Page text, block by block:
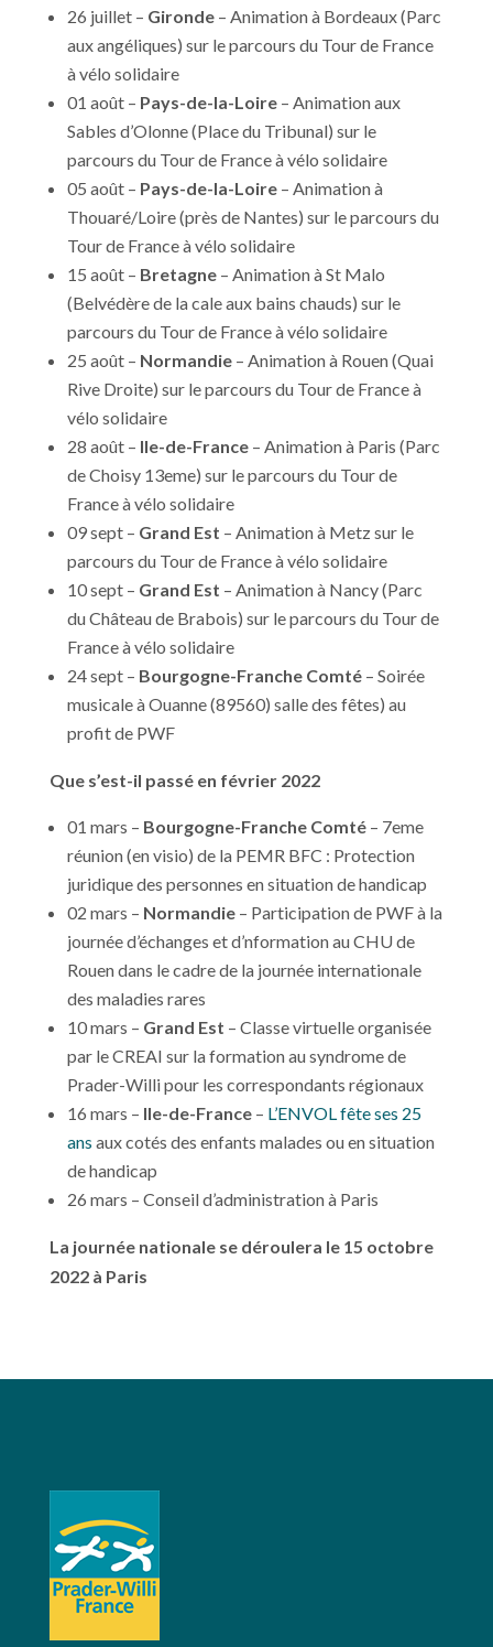
26 juillet – Gironde– Animation à Bordeaux (Parc
aux angéliques) sur le parcours du Tour de France
à vélo solidaire
01 août – Pays-de-la-Loire– Animation aux
Sables d’Olonne (Place du Tribunal) sur le
parcours du Tour de France à vélo solidaire
05 août – Pays-de-la-Loire– Animation à
Thouaré/Loire (près de Nantes) sur le parcours du
Tour de France à vélo solidaire
15 août – Bretagne– Animation à St Malo
(Belvédère de la cale aux bains chauds) sur le
parcours du Tour de France à vélo solidaire
25 août – Normandie– Animation à Rouen (Quai
Rive Droite) sur le parcours du Tour de France à
vélo solidaire
28 août – Ile-de-France– Animation à Paris (Parc
de Choisy 13eme) sur le parcours du Tour de
France à vélo solidaire
09 sept – Grand Est – Animation à Metz sur le
parcours du Tour de France à vélo solidaire
10 sept – Grand Est – Animation à Nancy (Parc
du Château de Brabois) sur le parcours du Tour de
France à vélo solidaire
24 sept – Bourgogne-Franche Comté– Soirée
musicale à Ouanne (89560) salle des fêtes) au
profit de PWF
Que s’est-il passé en février 2022
01 mars – Bourgogne-Franche Comté– 7eme
réunion (en visio) de la PEMR BFC : Protection
juridique des personnes en situation de handicap
02 mars – Normandie– Participation de PWF à la
journée d’échanges et d’nformation au CHU de
Rouen dans le cadre de la journée internationale
des maladies rares
10 mars – Grand Est – Classe virtuelle organisée
par le CREAI sur la formation au syndrome de
Prader-Willi pour les correspondants régionaux
16 mars – Ile-de-France– L’ENVOL fête ses 25
ans aux cotés des enfants malades ou en situation
de handicap
26 mars – Conseil d’administration à Paris
La journée nationale se déroulera le 15 octobre
2022 à Paris